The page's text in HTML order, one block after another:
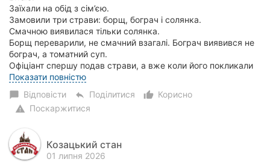
Заїхали на обід з сім’єю.
Замовили три страви: борщ, бограч і солянка.
Смачною виявилася тільки солянка.
Борщ переварили, не смачний взагалі. Бограч виявився не
бограч, а томатний суп.
Офіціант спершу подав страви, а вже коли його покликали
по...
Показати повністю
chat_bubble Відповісти reply Поділитися thumb_up_alt
Корисно
warning Поскаржитися
Козацький стан
01 липня 2026